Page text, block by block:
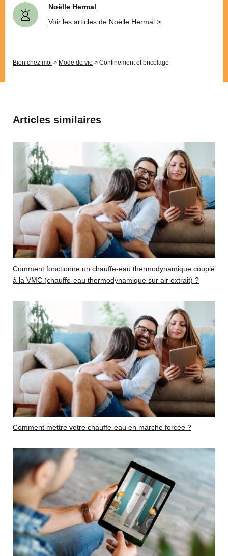
Noëlle Hermal
Voir les articles de Noëlle Hermal >
Bien chez moi > Mode de vie > Confinement et bricolage
Articles similaires
Comment fonctionne un chauffe-eau thermodynamique couplé
à la VMC (chauffe-eau thermodynamique sur air extrait) ?
Comment mettre votre chauffe-eau en marche forcée ?